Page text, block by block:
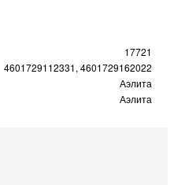
17721
4601729112331, 4601729162022
Аэлита
Аэлита